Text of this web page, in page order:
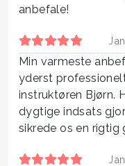
anbefale!
Min varmeste
yderst
instruktøren Bjørn.
dygtige indsats
sikrede os en rigtig